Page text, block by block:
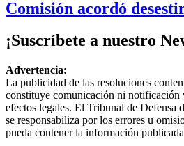
Comisión acordó
¡Suscríbete a nuestro
Advertencia:
La publicidad de las resoluciones
constituye comunicación ni notificación
efectos legales. El Tribunal de Defensa
se responsabiliza por los errores u
pueda contener la información